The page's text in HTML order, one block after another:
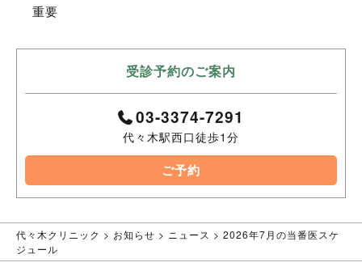
重要
受診予約のご案内
03-3374-7291
代々木駅西口徒歩1分
ご予約
代々木クリニック > お知らせ > ニュース >2026年7月の当番医スケ
ジュール